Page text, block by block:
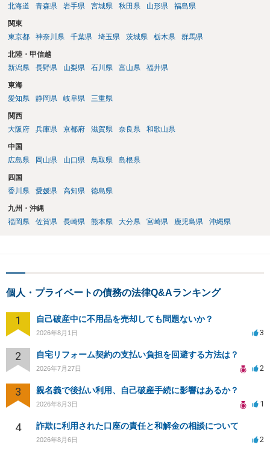
北海道
青森県 岩手県 宮城県 秋田県 山形県 福島県
関東
東京都
神奈川県 千葉県 埼玉県 茨城県 栃木県 群馬県
北陸・甲信越
新潟県
長野県 山梨県 石川県 富山県 福井県
東海
愛知県
静岡県 岐阜県 三重県
関西
大阪府
兵庫県 京都府 滋賀県 奈良県 和歌山県
中国
広島県
岡山県 山口県 鳥取県 島根県
四国
香川県
愛媛県 高知県 徳島県
九州・沖縄
福岡県
佐賀県 長崎県 熊本県 大分県 宮崎県 鹿児島県 沖縄県
個人・プライベートの債務の法律Q&Aランキング
1 自己破産中に不用品を売却しても問題ないか？
2026年8月1日 3
2 自宅リフォーム契約の支払い負担を回避する方法は？
2026年7月27日 2
3 親名義で後払い利用、自己破産手続に影響はあるか？
2026年8月3日 1
4 詐欺に利用された口座の責任と和解金の相談について
2026年8月6日 2